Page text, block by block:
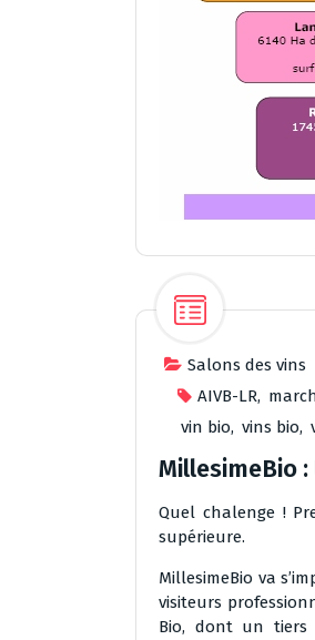
Salons des vins
AIVB-LR,
vin bio, vins bio,
MillesimeBio
Quel chalenge !
supérieure.
MillesimeBio va
visiteurs
Bio, dont un tiers